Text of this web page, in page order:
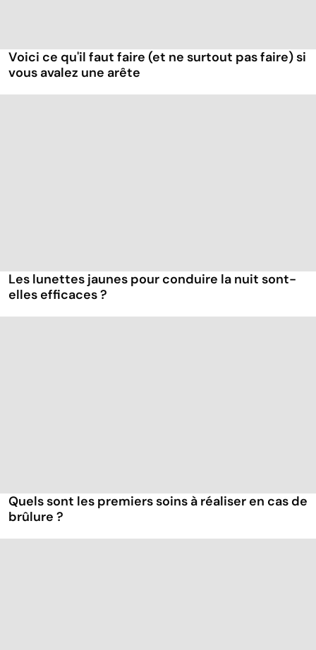
Voici ce qu'il faut faire (et ne surtout pas faire) si
vous avalez une arête
Les lunettes jaunes pour conduire la nuit sont-
elles efficaces ?
Quels sont les premiers soins à réaliser en cas de
brûlure ?